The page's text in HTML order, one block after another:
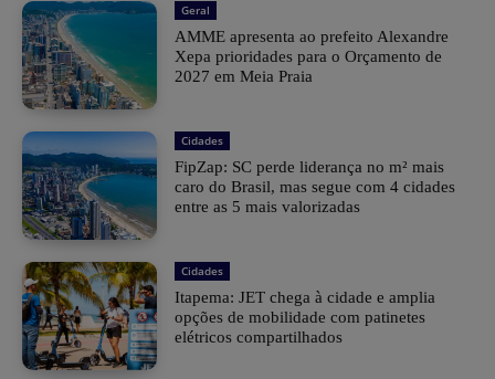
Geral
AMME apresenta ao prefeito Alexandre
Xepa prioridades para o Orçamento de
2027 em Meia Praia
Cidades
FipZap: SC perde liderança no m² mais
caro do Brasil, mas segue com 4 cidades
entre as 5 mais valorizadas
Cidades
Itapema: JET chega à cidade e amplia
opções de mobilidade com patinetes
elétricos compartilhados